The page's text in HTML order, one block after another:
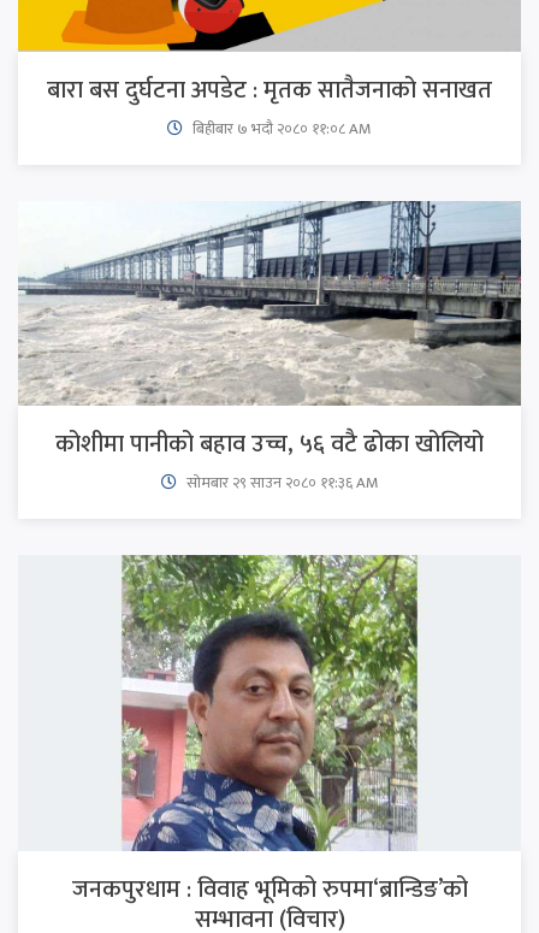
बारा बस दुर्घटना अपडेट : मृतक सातैजनाको सनाखत
बिहीबार ७ भदौ २०८० ११:०८ AM
कोशीमा पानीको बहाव उच्च, ५६ वटै ढोका खोलियो
सोमबार २९ साउन २०८० ११:३६ AM
जनकपुरधाम : विवाह भूमिको रुपमा‘ब्रान्डिङ’को
सम्भावना (विचार)